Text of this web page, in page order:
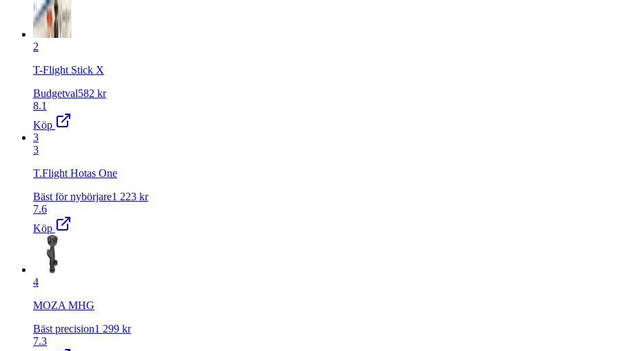
2
T-Flight Stick X
Budgetval582 kr
8.1
Köp
3
3
T.Flight Hotas One
Bäst för nybörjare1 223 kr
7.6
Köp
4
MOZA MHG
Bäst precision1 299 kr
7.3